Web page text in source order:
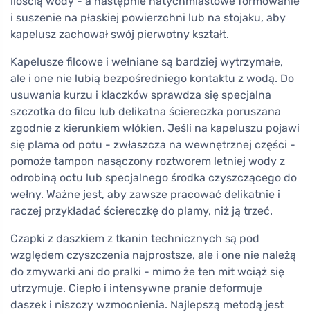
i suszenie na płaskiej powierzchni lub na stojaku, aby
kapelusz zachował swój pierwotny kształt.
Kapelusze filcowe i wełniane są bardziej wytrzymałe,
ale i one nie lubią bezpośredniego kontaktu z wodą. Do
usuwania kurzu i kłaczków sprawdza się specjalna
szczotka do filcu lub delikatna ściereczka poruszana
zgodnie z kierunkiem włókien. Jeśli na kapeluszu pojawi
się plama od potu - zwłaszcza na wewnętrznej części -
pomoże tampon nasączony roztworem letniej wody z
odrobiną octu lub specjalnego środka czyszczącego do
wełny. Ważne jest, aby zawsze pracować delikatnie i
raczej przykładać ściereczkę do plamy, niż ją trzeć.
Czapki z daszkiem z tkanin technicznych są pod
względem czyszczenia najprostsze, ale i one nie należą
do zmywarki ani do pralki - mimo że ten mit wciąż się
utrzymuje. Ciepło i intensywne pranie deformuje
daszek i niszczy wzmocnienia. Najlepszą metodą jest